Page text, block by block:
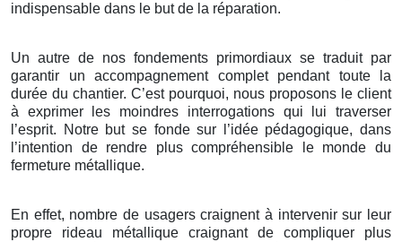
indispensable dans le but de la réparation.
Un autre de nos fondements primordiaux se traduit par
garantir un accompagnement complet pendant toute la
durée du chantier. C’est pourquoi, nous proposons le client
à exprimer les moindres interrogations qui lui traverser
l’esprit. Notre but se fonde sur l’idée pédagogique, dans
l’intention de rendre plus compréhensible le monde du
fermeture métallique.
En effet, nombre de usagers craignent à intervenir sur leur
propre rideau métallique craignant de compliquer plus